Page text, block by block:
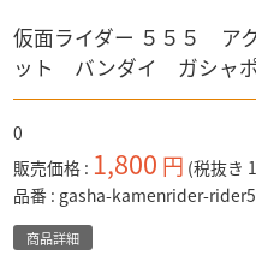
「1/43
ト
仮面ライダー ５５５ ア
ット バンダイ ガシャ
0
販売価格 1,800 円 (税抜き
品番 gasha-kamenrider-
商品詳細